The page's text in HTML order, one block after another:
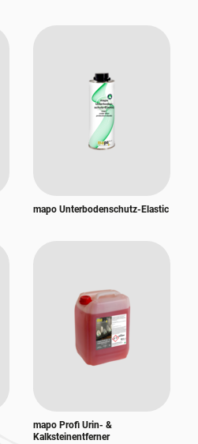
mapo Unterbodenschutz-Elastic
mapo Profi Urin- &
Kalksteinentferner